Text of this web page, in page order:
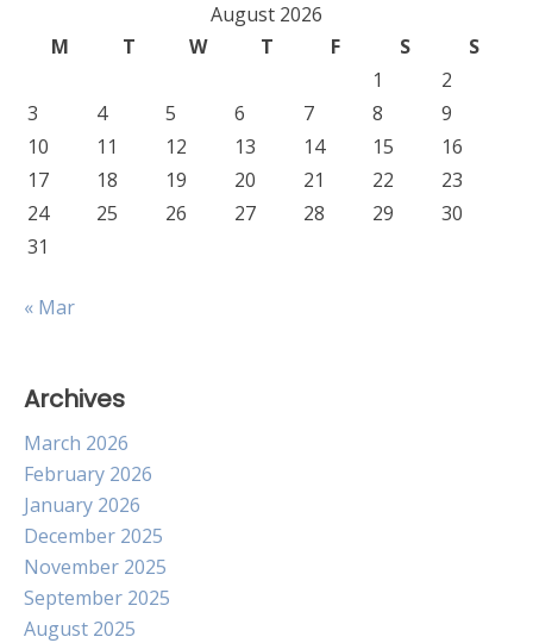
August 2026
M
T W T F S
S
1
2
3
4 5 6 7 8
9
10
11 12 13 14 15
16
17
18 19 20 21 22
23
24
25 26 27 28 29
30
31
« Mar
Archives
March 2026
February 2026
January 2026
December 2025
November 2025
September 2025
August 2025